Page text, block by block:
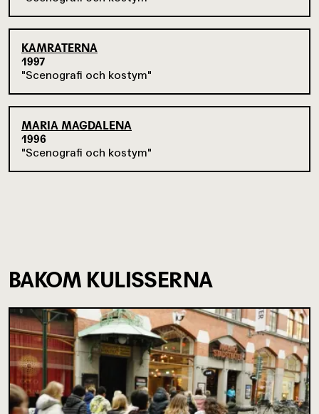
KAMRATERNA
1997
Scenografi och kostym
MARIA MAGDALENA
1996
Scenografi och kostym
BAKOM KULISSERNA